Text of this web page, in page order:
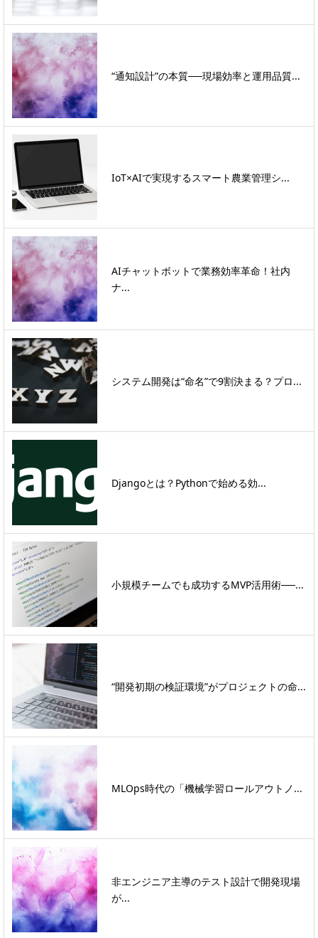
“通知設計”の本質──現場効率と運用品質...
IoT×AIで実現するスマート農業管理シ...
AIチャットボットで業務効率革命！社内
ナ...
システム開発は“命名”で9割決まる？プロ...
Djangoとは？Pythonで始める効...
小規模チームでも成功するMVP活用術──...
“開発初期の検証環境”がプロジェクトの命...
MLOps時代の「機械学習ロールアウトノ...
非エンジニア主導のテスト設計で開発現場
が...